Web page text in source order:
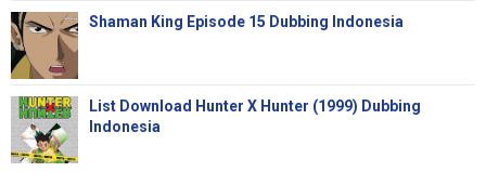
Shaman King Episode 15 Dubbing Indonesia
List Download Hunter X Hunter (1999) Dubbing
Indonesia